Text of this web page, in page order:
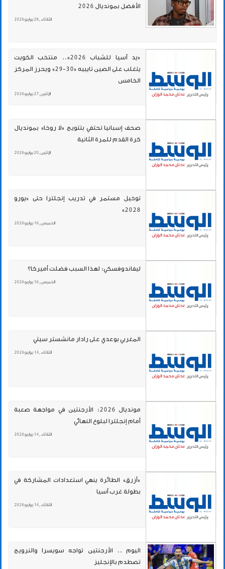
الأفضل بمونديال 2026
الثلاثاء , 28 يوليو 2026
«يد آسيا للشباب 2026».. منتخب الكويت
يتغلب على الصين تايبيه «30-29» ويحرز المركز
الخامس
الإثنين , 27 يوليو 2026
صحف إسبانيا تحتفي بتتويج «لا روخا» بمونديال
كرة القدم للمرة الثانية
الإثنين , 20 يوليو 2026
توخيل مستمر في تدريب إنجلترا حتى «يورو
2028»
الخميس , 16 يوليو 2026
ليفاندوفسكي: لهذا السبب فضلت أميركا؟
الخميس , 16 يوليو 2026
المغربي بوعدي على رادار مانشستر سيتي
الثلاثاء , 14 يوليو 2026
مونديال 2026: الأرجنتين في مواجهة صعبة
أمام إنجلترا لبلوغ النهائي
الثلاثاء , 14 يوليو 2026
«أزرق» الطائرة ينهي استعدادات المشاركة في
بطولة غرب آسيا
الثلاثاء , 14 يوليو 2026
اليوم .. الأرجنتين تواجه سويسرا والنرويج
تصطدم بالإنجليز